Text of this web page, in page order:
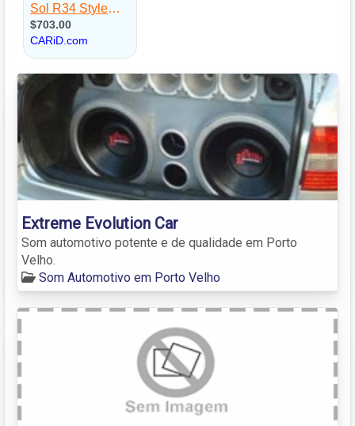
Extreme Evolution Car
Som automotivo potente e de qualidade em Porto
Velho.
Som Automotivo em Porto Velho